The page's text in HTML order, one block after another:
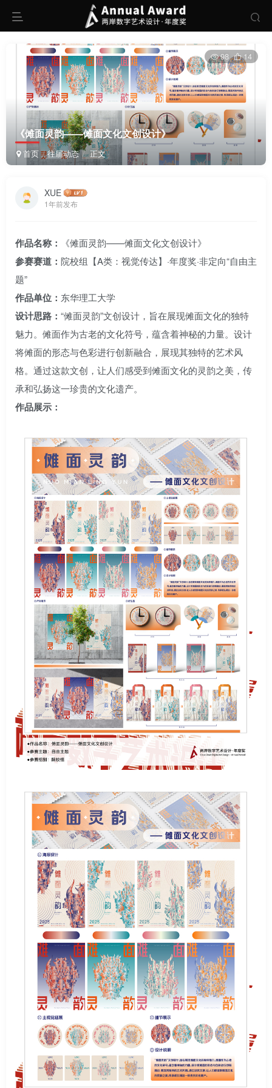
《傩面灵韵——傩面文化文创设计》
首页 往届动态 正文
98 14
XUE
1年前发布
作品名称： 《傩面灵韵——傩面文化文创设计》
参赛赛道： 院校组【A类：视觉传达】·年度奖·非定向“自由主
题”
作品单位： 东华理工大学
设计思路： “傩面灵韵”文创设计，旨在展现傩面文化的独特
魅力。傩面作为古老的文化符号，蕴含着神秘的力量。设计
将傩面的形态与色彩进行创新融合，展现其独特的艺术风
格。通过这款文创，让人们感受到傩面文化的灵韵之美，传
承和弘扬这一珍贵的文化遗产。
作品展示：